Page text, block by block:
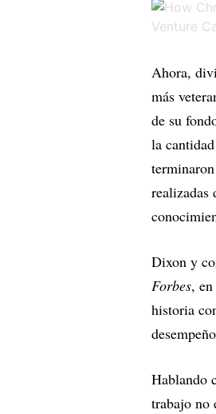
Ahora,
más
de su
la
Dixon y
Forbes,
historia
Hablando
trabajo no